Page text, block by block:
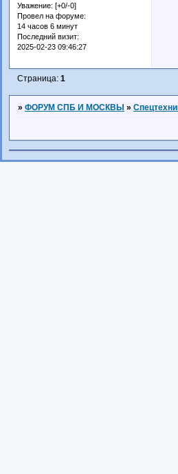
Уважение: [+0/-0]
Провел на форуме:
14 часов 6 минут
Последний визит:
2025-02-23 09:46:27
Страница: 1
» ФОРУМ СПБ И МОСКВЫ »